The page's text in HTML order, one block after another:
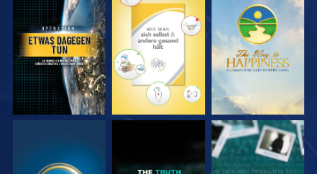
ANSEHEN ANSEHEN ANSEHEN
ANSEHEN ANSEHEN ANSEHEN